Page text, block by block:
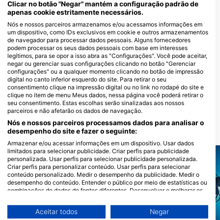
Reef Divers II - Cayman Brac
PO BOX 56, KY2-2001 Cayman
Brac, Ilhas Cayman
Locais de mergulho próximos
Clicar no botão "Negar" mantém a configuração padrão de
apenas cookie estritamente necessários.
Nós e nossos parceiros armazenamos e/ou acessamos informações em
um dispositivo, como IDs exclusivos em cookie e outros armazenamentos
de navegador para processar dados pessoais. Alguns fornecedores
podem processar os seus dados pessoais com base em interesses
legítimos, para se opor a isso abra as "Configurações". Você pode aceitar,
negar ou gerenciar suas configurações clicando no botão "Gerenciar
configurações" ou a qualquer momento clicando no botão de impressão
digital no canto inferior esquerdo do site. Para retirar o seu
consentimento clique na impressão digital ou no link no rodapé do site e
clique no item de menu Meus dados, nessa página você poderá retirar o
seu consentimento. Estas escolhas serão sinalizadas aos nossos
parceiros e não afetarão os dados de navegação.
Nós e nossos parceiros processamos dados para analisar o
desempenho do site e fazer o seguinte:
Armazenar e/ou acessar informações em um dispositivo. Usar dados
limitados para selecionar publicidade. Criar perfis para publicidade
personalizada. Usar perfis para selecionar publicidade personalizada.
Criar perfis para personalizar conteúdo. Usar perfis para selecionar
conteúdo personalizado. Medir o desempenho da publicidade. Medir o
desempenho do conteúdo. Entender o público por meio de estatísticas ou
combinações de dados de fontes diferentes. Desenvolver e melhorar os
Você pode encontrar mais informações sobre o uso de dados pelo Google
aqui: https://business.safety.google/privacy/
Aceitar todos Negar